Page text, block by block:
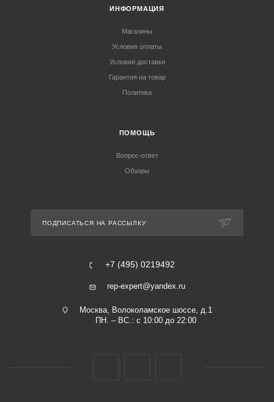
ИНФОРМАЦИЯ
Магазины
Условия оплаты
Условия доставки
Гарантия на товар
Политика
ПОМОЩЬ
Вопрос-ответ
Обзоры
ПОДПИСАТЬСЯ НА РАССЫЛКУ
+7 (495) 0219492
rep-expert@yandex.ru
Москва, Волоколамское шоссе, д.1
ПН. – ВС.: с 10:00 до 22:00